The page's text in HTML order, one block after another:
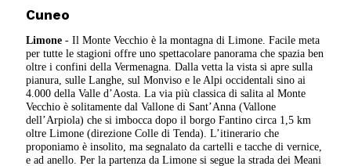
Cuneo
Limone - Il Monte Vecchio è la montagna di Limone. Facile meta
per tutte le stagioni offre uno spettacolare panorama che spazia ben
oltre i confini della Vermenagna. Dalla vetta la vista si apre sulla
pianura, sulle Langhe, sul Monviso e le Alpi occidentali sino ai
4.000 della Valle d’Aosta. La via più classica di salita al Monte
Vecchio è solitamente dal Vallone di Sant’Anna (Vallone
dell’Arpiola) che si imbocca dopo il borgo Fantino circa 1,5 km
oltre Limone (direzione Colle di Tenda). L’itinerario che
proponiamo è insolito, ma segnalato da cartelli e tacche di vernice,
e ad anello. Per la partenza da Limone si segue la strada dei Meani